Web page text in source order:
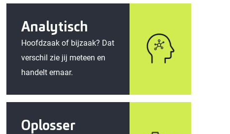
Analytisch
Hoofdzaak of bijzaak? Dat
verschil zie jij meteen en
handelt ernaar.
Oplosser